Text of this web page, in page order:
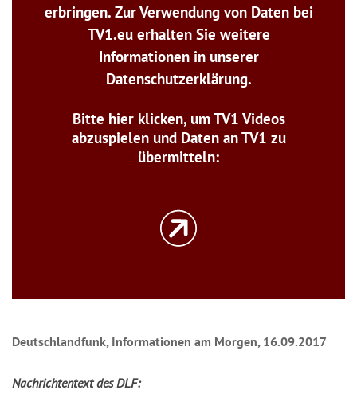
erbringen. Zur Verwendung von Daten bei
TV1.eu erhalten Sie weitere
Informationen in unserer
Datenschutzerklärung.
Bitte hier klicken, um TV1 Videos
abzuspielen und Daten an TV1 zu
übermitteln:
Deutschlandfunk, Informationen am Morgen, 16.09.2017
Nachrichtentext des DLF: